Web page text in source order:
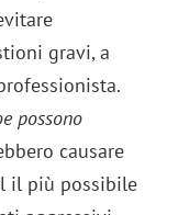
gravi, a
possono
causare
il più possibile